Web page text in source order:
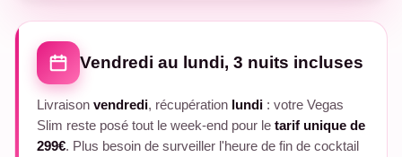
Vendredi au lundi, 3 nuits incluses
Livraison vendredi, récupération lundi : votre Vegas
Slim reste posé tout le week-end pour le tarif unique de
299€. Plus besoin de surveiller l'heure de fin de cocktail